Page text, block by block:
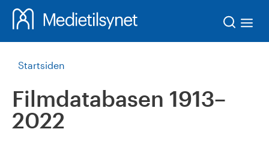
Startsiden
Filmdatabasen 1913–
2022